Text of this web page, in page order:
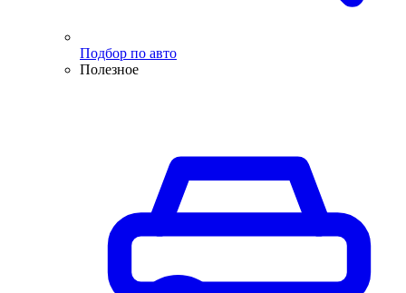
Подбор по авто
Полезное